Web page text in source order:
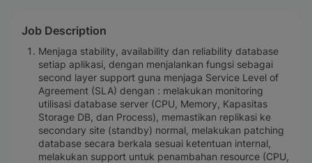
Job Description
Menjaga stability, availability dan reliability database
setiap aplikasi, dengan menjalankan fungsi sebagai
second layer support guna menjaga Service Level of
Agreement (SLA) dengan : melakukan monitoring
utilisasi database server (CPU, Memory, Kapasitas
Storage DB, dan Process), memastikan replikasi ke
secondary site (standby) normal, melakukan patching
database secara berkala sesuai ketentuan internal,
melakukan support untuk penambahan resource (CPU,